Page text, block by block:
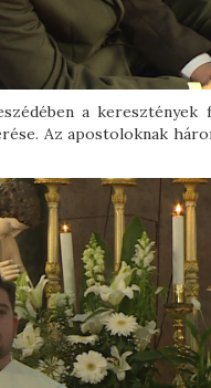
a
Az apostoloknak